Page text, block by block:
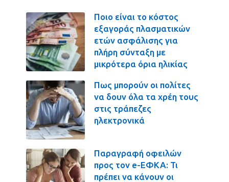
Ποιο είναι το κόστος
εξαγοράς πλασματικών
ετών ασφάλισης για
πλήρη σύνταξη με
μικρότερα όρια ηλικίας
Πως μπορούν οι πολίτες
να δουν όλα τα χρέη τους
στις τράπεζες
ηλεκτρονικά
Παραγραφή οφειλών
προς τον e-ΕΦΚΑ: Τι
πρέπει να κάνουν οι